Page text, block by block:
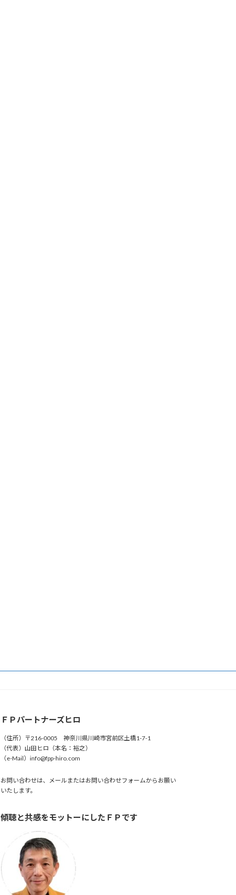
ＦＰパートナーズヒロ
（住所）〒216-0005 神奈川県川崎市宮前区土橋1-7-1
（代表）山田ヒロ（本名：裕之）
（e-Mail）info@fpp-hiro.com
お問い合わせは、メールまたはお問い合わせフォームからお願い
いたします。
傾聴と共感をモットーにしたＦＰです